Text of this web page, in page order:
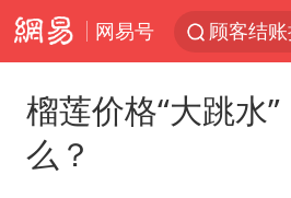
网易号
榴莲价格“大跳水
么？